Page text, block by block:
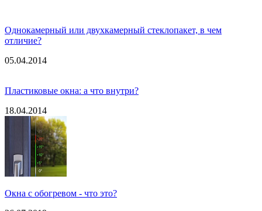
Однокамерный или двухкамерный стеклопакет, в чем
отличие?
05.04.2014
Пластиковые окна: а что внутри?
18.04.2014
Окна с обогревом - что это?